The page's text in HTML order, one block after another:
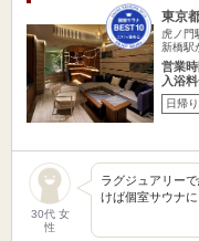
東京
虎ノ門
新橋駅
営業時
入浴
日帰り
30代 女
性
ラグジュアリー
けば個室サウナ